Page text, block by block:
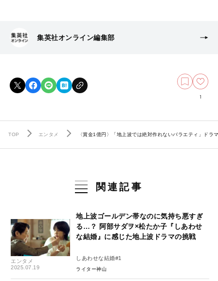
集英社オンライン編集部
1
TOP エンタメ 〈賞金1億円〉「地上波では絶対作れないバラエティ」ド
関連記事
エンタメ
2025.07.19
地上波ゴールデン帯なのに気持ち悪すぎ
る…？ 阿部サダヲ×松たか子『しあわせ
な結婚』に感じた地上波ドラマの挑戦
しあわせな結婚#1
ライター神山